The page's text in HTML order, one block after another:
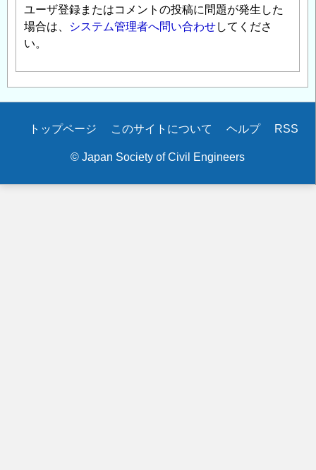
ユーザ登録またはコメントの投稿に問題が発生した
場合は、
システム管理者へ問い合わせしてくださ
い。
Secondary
トップページ このサイトについて ヘルプ RSS
© Japan Society of Civil Engineers